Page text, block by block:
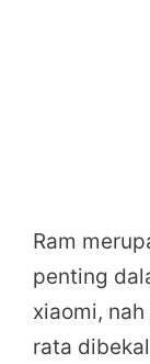
Ram
penting
xiaomi,
rata